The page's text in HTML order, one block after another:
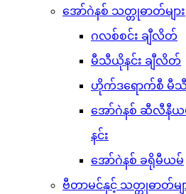
အော်ဂဲနစ် သတ္တုဓာတ်များ
ဂလစ်စင်း ချီလိတ်
မီသီယိုနင်း ချီလိတ်
ဟိုက်ဒရောက်စီ မီသီ
အော်ဂဲနစ် ဆီလီ
နင်း
အော်ဂဲနစ် ခရိုမီယမ်
ဗီတာမင်နှင့် သတ္တုဓာတ်မျ